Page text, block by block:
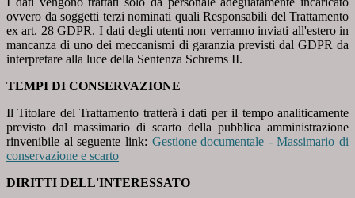
ovvero da soggetti terzi nominati quali Responsabili del Trattamento
ex art. 28 GDPR. I dati degli utenti non verranno inviati all'estero in
mancanza di uno dei meccanismi di garanzia previsti dal GDPR da
interpretare alla luce della Sentenza Schrems II.
TEMPI DI CONSERVAZIONE
Il Titolare del Trattamento tratterà i dati per il tempo analiticamente
previsto dal massimario di scarto della pubblica amministrazione
rinvenibile al seguente link: Gestione documentale - Massimario di
conservazione e scarto
DIRITTI DELL'INTERESSATO